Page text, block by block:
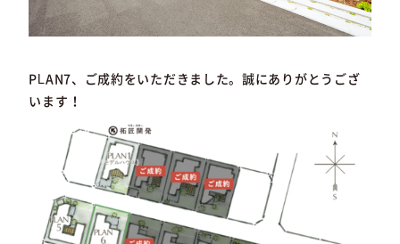
PLAN7、ご成約をいただきました。誠にありがとうござ
います！